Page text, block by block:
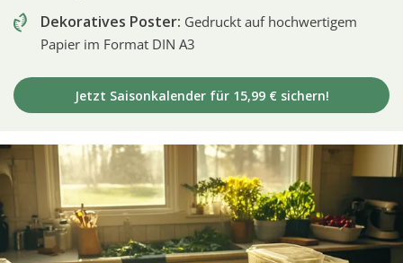
Dekoratives Poster: Gedruckt auf hochwertigem
Papier im Format DIN A3
Jetzt Saisonkalender für 15,99 € sichern!